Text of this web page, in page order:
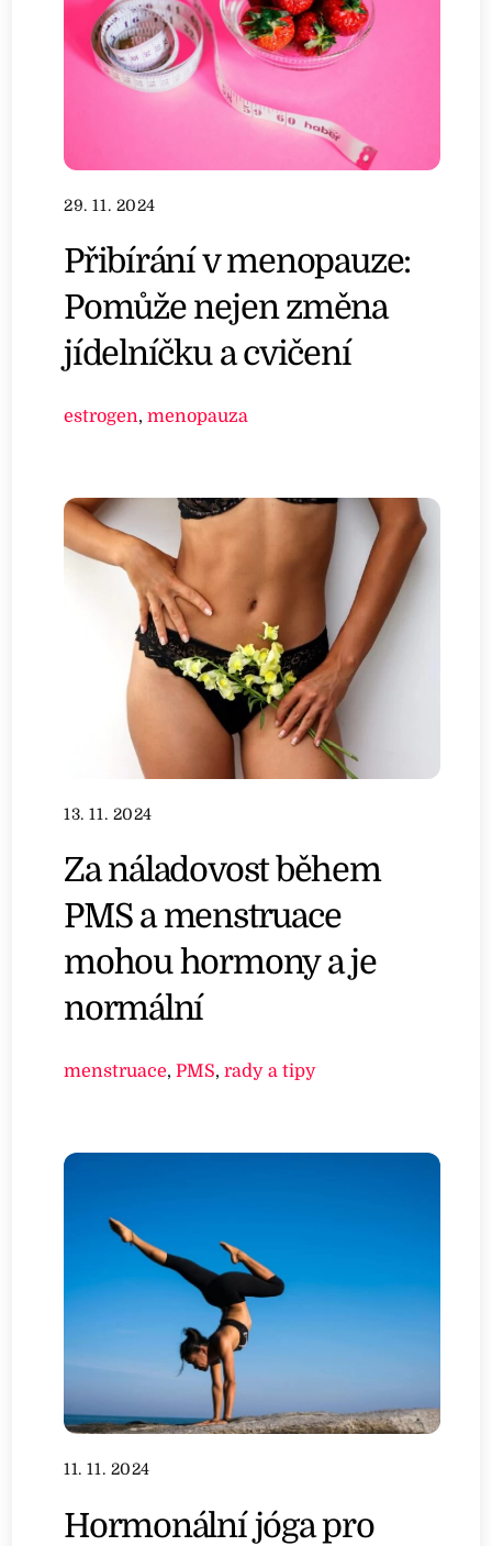
29. 11. 2024
Přibírání v menopauze:
Pomůže nejen změna
jídelníčku a cvičení
estrogen,menopauza
13. 11. 2024
Za náladovost během
PMS a menstruace
mohou hormony a je
normální
menstruace,PMS,rady a tipy
11. 11. 2024
Hormonální jóga pro